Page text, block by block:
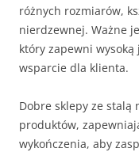
różnych rozmiarów,
nierdzewnej. Ważne
który zapewni
wsparcie dla klienta.
Dobre sklepy ze
produktów,
wykończenia, aby